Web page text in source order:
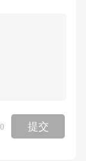
术企业数
体系建设
提交